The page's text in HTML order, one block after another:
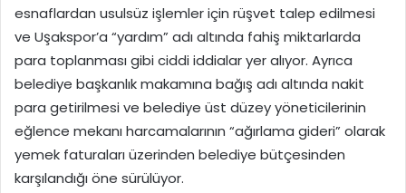
esnaflardan usulsüz işlemler için rüşvet talep edilmesi
ve Uşakspor’a “yardım” adı altında fahiş miktarlarda
para toplanması gibi ciddi iddialar yer alıyor. Ayrıca
belediye başkanlık makamına bağış adı altında nakit
para getirilmesi ve belediye üst düzey yöneticilerinin
eğlence mekanı harcamalarının “ağırlama gideri” olarak
yemek faturaları üzerinden belediye bütçesinden
karşılandığı öne sürülüyor.